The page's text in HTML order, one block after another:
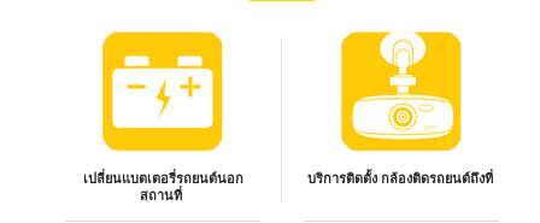
เปลี่ยนแบตเตอรี่รถยนต์นอก
สถานที่
บริการติดตั้ง กล้องติดรถยนต์ถึงที่